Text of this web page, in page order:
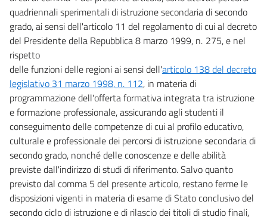
quadriennali sperimentali di istruzione secondaria di secondo
grado, ai sensi dell'articolo 11 del regolamento di cui al decreto
del Presidente della Repubblica 8 marzo 1999, n. 275, e nel
rispetto
delle funzioni delle regioni ai sensi dell'articolo 138 del decreto
legislativo 31 marzo 1998, n. 112, in materia di
programmazione dell'offerta formativa integrata tra istruzione
e formazione professionale, assicurando agli studenti il
conseguimento delle competenze di cui al profilo educativo,
culturale e professionale dei percorsi di istruzione secondaria di
secondo grado, nonché delle conoscenze e delle abilità
previste dall'indirizzo di studi di riferimento. Salvo quanto
previsto dal comma 5 del presente articolo, restano ferme le
disposizioni vigenti in materia di esame di Stato conclusivo del
secondo ciclo di istruzione e di rilascio dei titoli di studio finali,